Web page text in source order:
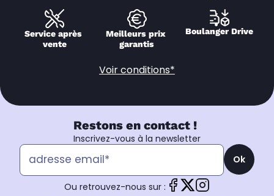
Service après
vente
Meilleurs prix
garantis
Boulanger Drive
Voir conditions*
Restons en contact !
Inscrivez-vous à la newsletter
Ok
Ou retrouvez-nous sur :